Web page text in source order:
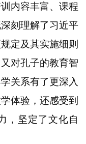
内容丰富、课程
刻理解了习近平
定及其实施细则
对孔子的教育智
关系有了更深入
体验，还感受到
，坚定了文化自